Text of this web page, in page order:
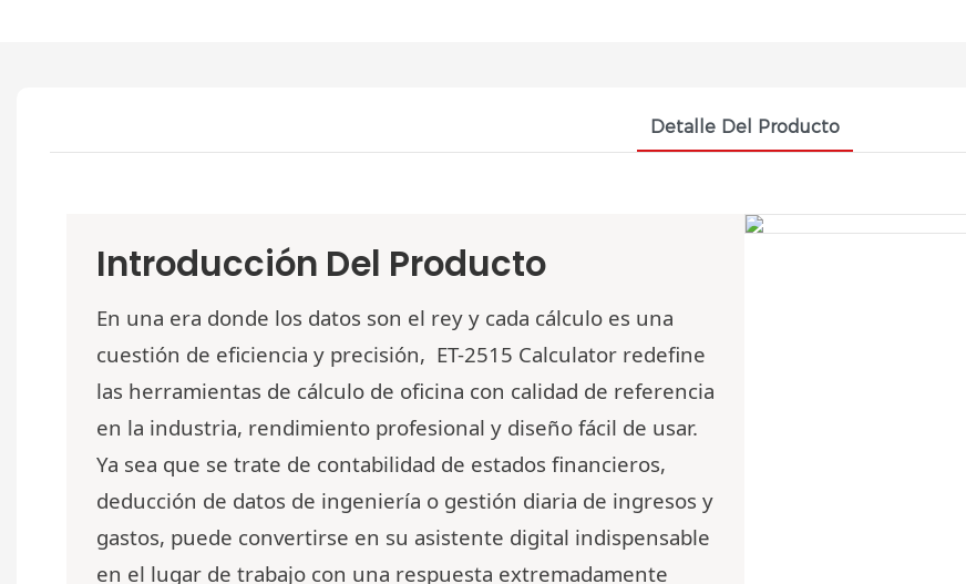
Detalle Del Producto
Introducción Del Producto
En una era donde los datos son el rey y cada cálculo es una
cuestión de eficiencia y precisión, ET-2515 Calculator redefine
las herramientas de cálculo de oficina con calidad de referencia
en la industria, rendimiento profesional y diseño fácil de usar.
Ya sea que se trate de contabilidad de estados financieros,
deducción de datos de ingeniería o gestión diaria de ingresos y
gastos, puede convertirse en su asistente digital indispensable
en el lugar de trabajo con una respuesta extremadamente